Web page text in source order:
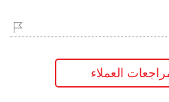
العملاء